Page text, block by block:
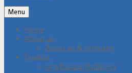
Menu
Home
About us
About us & company
Product
เสาเข็มคอนกรีตอัดแรง